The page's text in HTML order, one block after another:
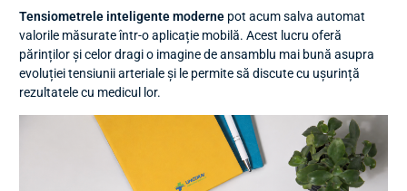
Tensiometrele inteligente moderne pot acum salva automat
valorile măsurate într-o aplicație mobilă. Acest lucru oferă
părinților și celor dragi o imagine de ansamblu mai bună asupra
evoluției tensiunii arteriale și le permite să discute cu ușurință
rezultatele cu medicul lor.